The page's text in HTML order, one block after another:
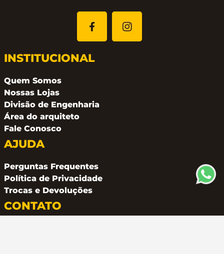
INSTITUCIONAL
Quem Somos
Nossas Lojas
Divisão de Engenharia
Área do arquiteto
Fale Conosco
AJUDA
Perguntas Frequentes
Política de Privacidade
Trocas e Devoluções
CONTATO